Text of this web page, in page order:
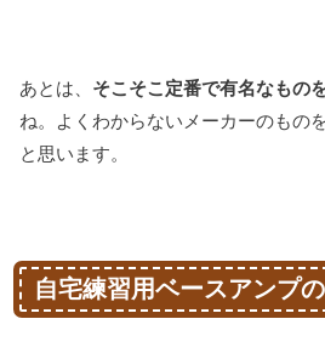
あとは、 そこそこ定番で有名なもの
ね。よくわからないメーカーのもの
と思います。
自宅練習用ベースアンプ